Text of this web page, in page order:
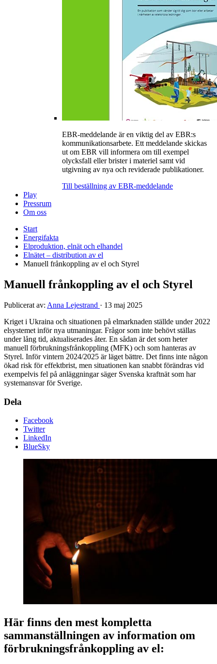
EBR-meddelande är en viktig del av EBR:s
kommunikationsarbete. Ett meddelande skickas
ut om EBR vill informera om till exempel
olycksfall eller brister i materiel samt vid
utgivning av nya och reviderade publikationer.
Till beställning av EBR-meddelande
Play
Pressrum
Om oss
Start
Energifakta
Elproduktion, elnät och elhandel
Elnätet – distribution av el
Manuell frånkoppling av el och Styrel
Manuell frånkoppling av el och Styrel
Publicerat av: Anna Lejestrand · 13 maj 2025
Kriget i Ukraina och situationen på elmarknaden ställde under 2022
elsystemet inför nya utmaningar. Frågor som inte behövt ställas
under lång tid, aktualiserades åter. En sådan är det som heter
manuell förbrukningsfrånkoppling (MFK) och som hanteras av
Styrel. Inför vintern 2024/2025 är läget bättre. Det finns inte någon
ökad risk för effektbrist, men situationen kan snabbt förändras vid
exempelvis fel på anläggningar säger Svenska kraftnät som har
systemansvar för Sverige.
Dela
Facebook
Twitter
LinkedIn
BlueSky
Här finns den mest kompletta
sammanställningen av information om
förbrukningsfrånkoppling av el: